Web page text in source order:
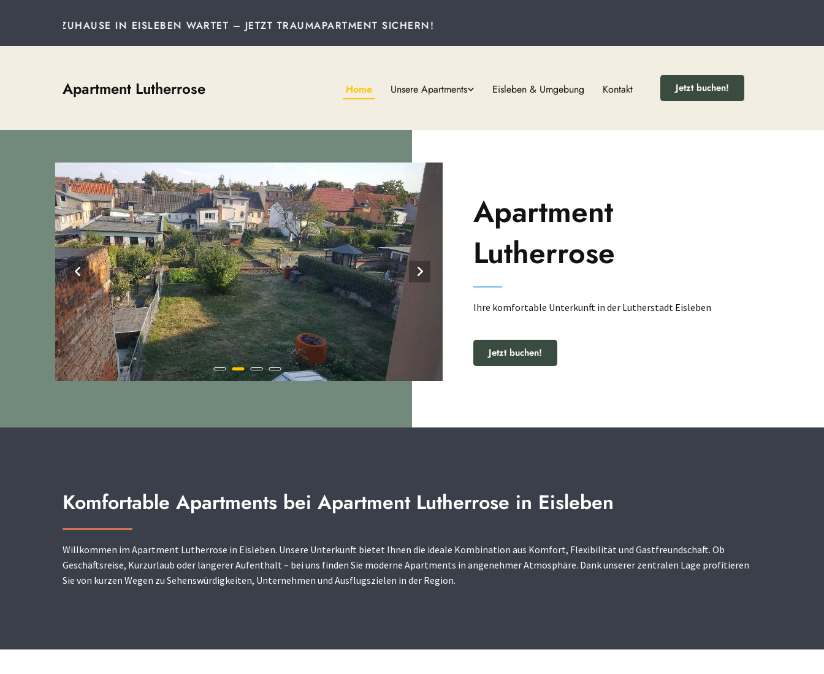
WARTET – JETZT TRAUMAPARTMENT SICHERN!
Apartment Lutherrose Home Unsere Apartments Eisleben & Umgebung Kontakt Jetzt buchen!
Apartment
Lutherrose
Ihre komfortable Unterkunft in der Lutherstadt Eisleben
Jetzt buchen!
Komfortable Apartments bei Apartment Lutherrose in Eisleben
Willkommen im Apartment Lutherrose in Eisleben. Unsere Unterkunft bietet Ihnen die ideale Kombination aus Komfort, Flexibilität und Gastfreundschaft. Ob
Geschäftsreise, Kurzurlaub oder längerer Aufenthalt – bei uns finden Sie moderne Apartments in angenehmer Atmosphäre. Dank unserer zentralen Lage profitieren
Sie von kurzen Wegen zu Sehenswürdigkeiten, Unternehmen und Ausflugszielen in der Region.